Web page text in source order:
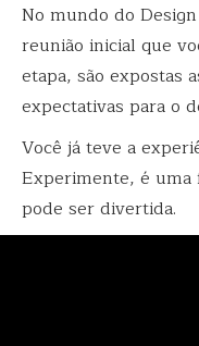
No mundo do
reunião inicial que
etapa, são expostas
expectativas para o
Você já teve a
Experimente, é
pode ser divertida.